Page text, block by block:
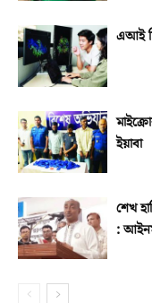
এআই
ইয়াবা
শেখ
: